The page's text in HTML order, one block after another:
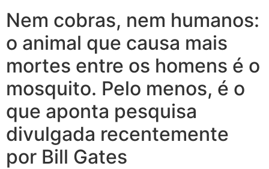
Nem cobras, nem humanos:
o animal que causa mais
mortes entre os homens é o
mosquito. Pelo menos, é o
que aponta pesquisa
divulgada recentemente
por Bill Gates